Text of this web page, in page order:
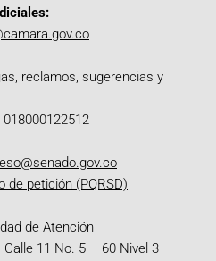
reclamos, sugerencias y
018000122512
de petición (PQRSD)
de Atención
Calle 11 No. 5 – 60 Nivel 3